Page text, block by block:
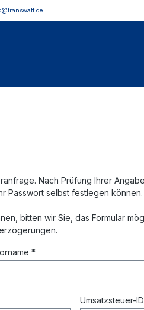
Nach Prüfung Ihrer
Passwort selbst festlegen können.
bitten wir Sie, das Formular
*
Umsatzsteuer-